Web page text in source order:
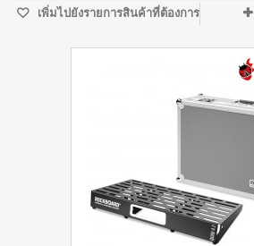
เพิ่มไปยังรายการสินค้าที่ต้องการ